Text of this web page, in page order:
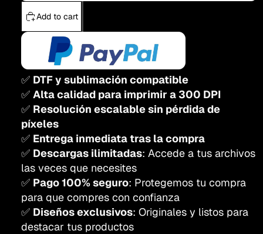
Add to cart
✅ DTF y sublimación compatible
✅ Alta calidad para imprimir a 300 DPI
✅ Resolución escalable sin pérdida de
píxeles
✅ Entrega inmediata tras la compra
✅ Descargas ilimitadas: Accede a tus archivos
las veces que necesites
✅ Pago 100% seguro: Protegemos tu compra
para que compres con confianza
✅ Diseños exclusivos: Originales y listos para
destacar tus productos